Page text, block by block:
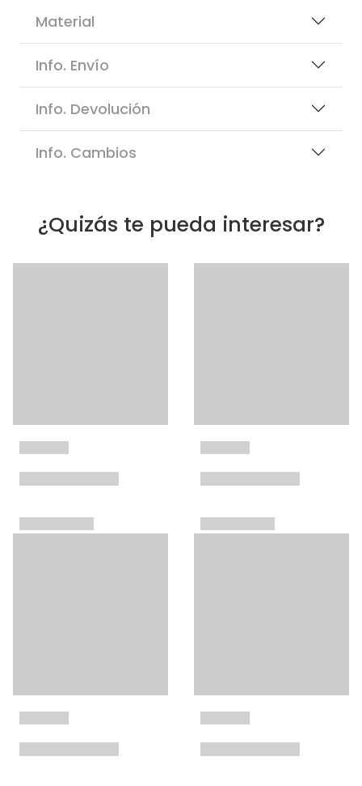
Material
Info. Envío
Info. Devolución
Info. Cambios
¿Quizás te pueda interesar?